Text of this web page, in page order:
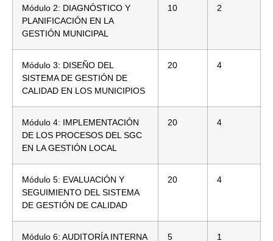
Módulo 2: DIAGNÓSTICO Y
PLANIFICACIÓN EN LA
GESTIÓN MUNICIPAL
10 2
Módulo 3: DISEÑO DEL
SISTEMA DE GESTIÓN DE
CALIDAD EN LOS MUNICIPIOS
20 4
Módulo 4: IMPLEMENTACIÓN
DE LOS PROCESOS DEL SGC
EN LA GESTIÓN LOCAL
20 4
Módulo 5: EVALUACIÓN Y
SEGUIMIENTO DEL SISTEMA
DE GESTIÓN DE CALIDAD
20 4
Módulo 6: AUDITORÍA INTERNA 5 1